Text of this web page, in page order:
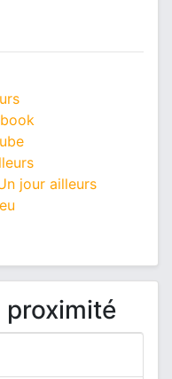
jour ailleurs
proximité